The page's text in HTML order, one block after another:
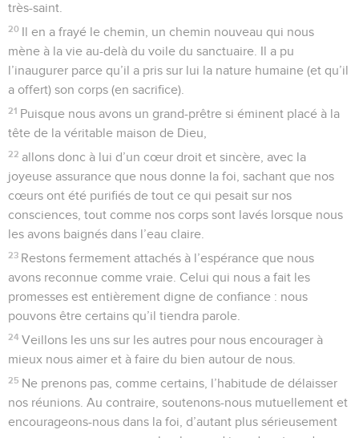
très-saint.
20 Il en a frayé le chemin, un chemin nouveau qui nous
mène à la vie au-delà du voile du sanctuaire. Il a pu
l’inaugurer parce qu’il a pris sur lui la nature humaine (et qu’il
a offert) son corps (en sacrifice).
21 Puisque nous avons un grand-prêtre si éminent placé à la
tête de la véritable maison de Dieu,
22 allons donc à lui d’un cœur droit et sincère, avec la
joyeuse assurance que nous donne la foi, sachant que nos
cœurs ont été purifiés de tout ce qui pesait sur nos
consciences, tout comme nos corps sont lavés lorsque nous
les avons baignés dans l’eau claire.
23 Restons fermement attachés à l’espérance que nous
avons reconnue comme vraie. Celui qui nous a fait les
promesses est entièrement digne de confiance : nous
pouvons être certains qu’il tiendra parole.
24 Veillons les uns sur les autres pour nous encourager à
mieux nous aimer et à faire du bien autour de nous.
25 Ne prenons pas, comme certains, l’habitude de délaisser
nos réunions. Au contraire, soutenons-nous mutuellement et
encourageons-nous dans la foi, d’autant plus sérieusement